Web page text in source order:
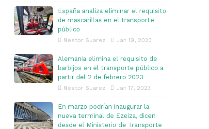
España analiza eliminar el requisito
de mascarillas en el transporte
público
Nestor Suarez Jan 19, 2023
Alemania elimina el requisito de
barbijos en el transporte público a
partir del 2 de febrero 2023
Nestor Suarez Jan 17, 2023
En marzo podrían inaugurar la
nueva terminal de Ezeiza, dicen
desde el Ministerio de Transporte